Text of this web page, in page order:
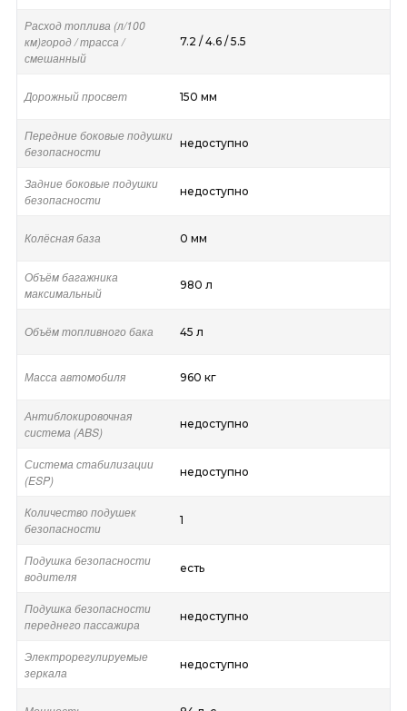
Расход топлива (л/100
км)город / трасса /
смешанный
7.2 / 4.6 / 5.5
Дорожный просвет 150 мм
Передние боковые подушки
безопасности
недоступно
Задние боковые подушки
безопасности
недоступно
Колёсная база 0 мм
Объём багажника
максимальный
980 л
Объём топливного бака 45 л
Масса автомобиля 960 кг
Антиблокировочная
система (ABS)
недоступно
Система стабилизации
(ESP)
недоступно
Количество подушек
безопасности
1
Подушка безопасности
водителя
есть
Подушка безопасности
переднего пассажира
недоступно
Электрорегулируемые
зеркала
недоступно